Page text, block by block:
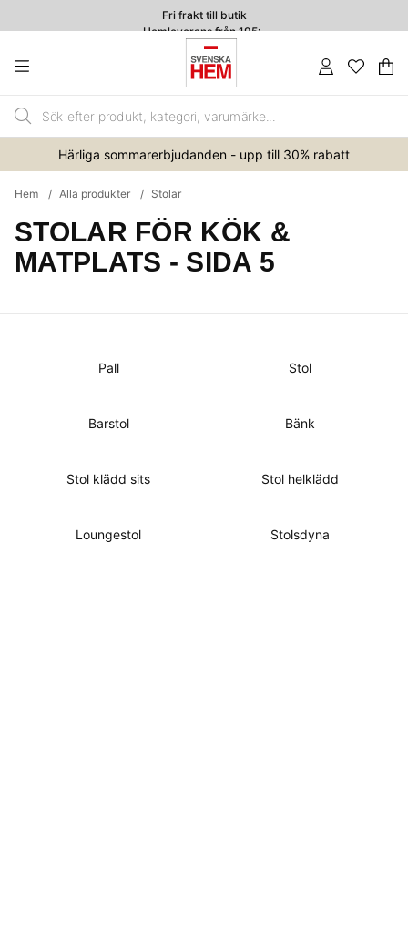
Fri frakt till butik
Hemleverans från 195:-
.
Härliga sommarerbjudanden - upp till 30% rabatt
Hem Alla produkter Stolar
STOLAR FÖR KÖK &
MATPLATS - SIDA 5
Pall Stol
Barstol Bänk
Stol klädd sits Stol helklädd
Loungestol Stolsdyna